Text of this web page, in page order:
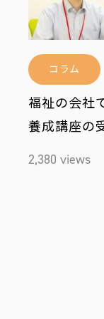
コラム
福祉の会社
養成講座の
2,380 views